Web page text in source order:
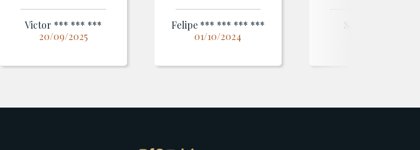
Victor *** *** ***
20/09/2025
Felipe *** *** *** ***
01/10/2024
Sandiego ***